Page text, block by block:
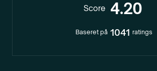
Score 4.20
Baseret på 1041 ratings